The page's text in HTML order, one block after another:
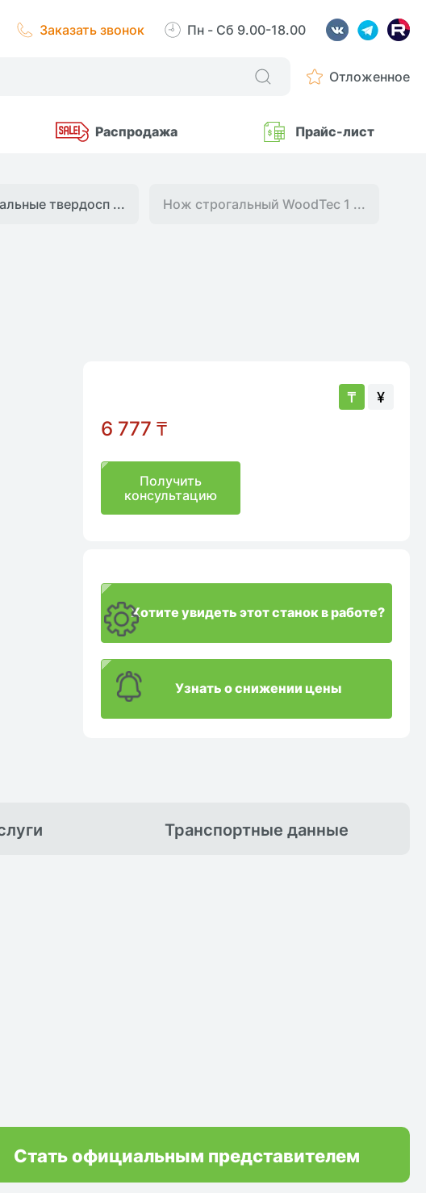
Заказать звонок Пн - Сб 9.00-18.00
Отложенное
Распродажа Прайс-лист
твердосп ... Нож строгальный WoodTec 1 ...
₸ ¥
6 777 ₸
Получить
консультацию
Хотите увидеть этот станок в работе?
Узнать о снижении цены
Транспортные данные
Стать официальным представителем